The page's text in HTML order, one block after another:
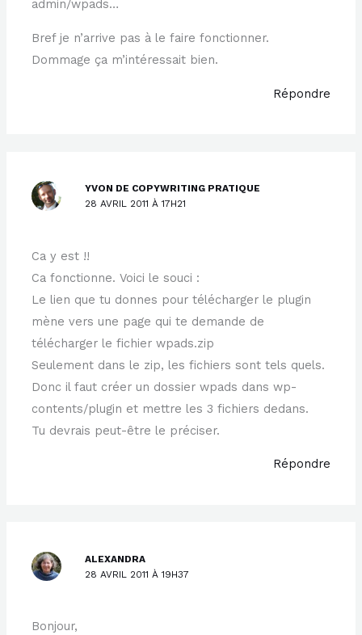
admin/wpads…
Bref je n’arrive pas à le faire fonctionner.
Dommage ça m’intéressait bien.
Répondre
YVON DE COPYWRITING PRATIQUE
28 AVRIL 2011 À 17H21
Ca y est !!
Ca fonctionne. Voici le souci :
Le lien que tu donnes pour télécharger le plugin
mène vers une page qui te demande de
télécharger le fichier wpads.zip
Seulement dans le zip, les fichiers sont tels quels.
Donc il faut créer un dossier wpads dans wp-
contents/plugin et mettre les 3 fichiers dedans.
Tu devrais peut-être le préciser.
Répondre
ALEXANDRA
28 AVRIL 2011 À 19H37
Bonjour,